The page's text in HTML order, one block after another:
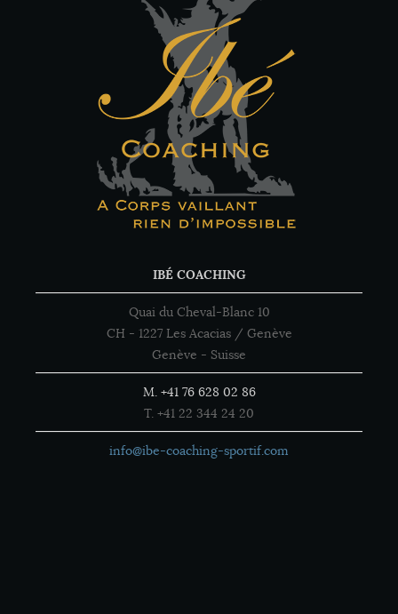
IBÉ COACHING
Quai du Cheval-Blanc 10
CH - 1227 Les Acacias / Genève
Genève - Suisse
M. +41 76 628 02 86
T. +41 22 344 24 20
info@ibe-coaching-sportif.com